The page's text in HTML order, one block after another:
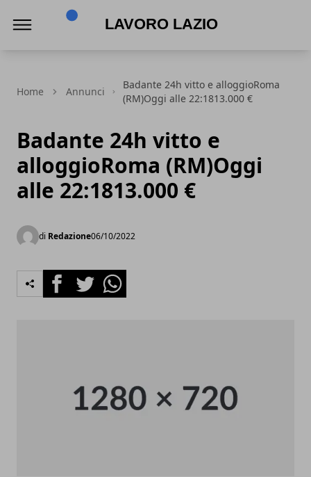
Home Annunci
Badante 24h vitto e alloggioRoma
(RM)Oggi alle 22:1813.000 €
Badante 24h vitto e
alloggioRoma (RM)Oggi
alle 22:1813.000 €
di Redazione06/10/2022
FacebookTwitterWhatsapp